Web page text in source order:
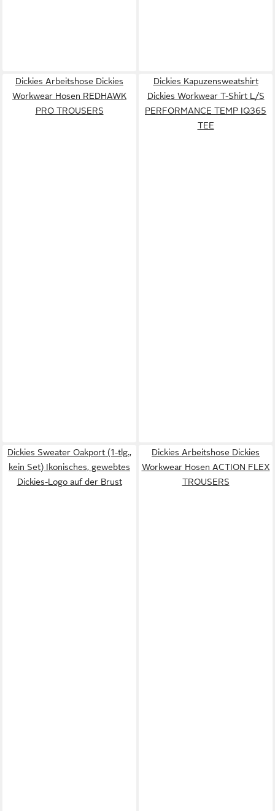
Dickies Arbeitshose Dickies
Workwear Hosen REDHAWK
PRO TROUSERS
Dickies Kapuzensweatshirt
Dickies Workwear T-Shirt L/S
PERFORMANCE TEMP IQ365
TEE
Dickies Sweater Oakport (1-tlg.,
kein Set) Ikonisches, gewebtes
Dickies-Logo auf der Brust
Dickies Arbeitshose Dickies
Workwear Hosen ACTION FLEX
TROUSERS